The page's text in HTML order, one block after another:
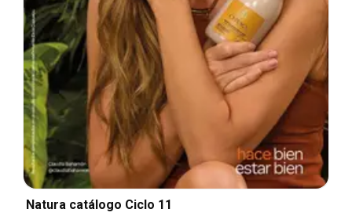
Natura catálogo Ciclo 11